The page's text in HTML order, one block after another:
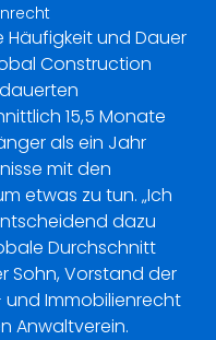
Häufigkeit und Dauer
Construction
15,5 Monate
als ein Jahr
mit den
etwas zu tun. „Ich
dazu
Durchschnitt
Sohn, Vorstand der
Immobilienrecht
Anwaltverein.